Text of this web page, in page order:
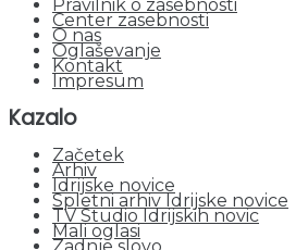
Pravilnik o zasebnosti
Center zasebnosti
O nas
Oglaševanje
Kontakt
Impresum
Kazalo
Začetek
Arhiv
Idrijske novice
Spletni arhiv Idrijske novice
TV Studio Idrijskih novic
Mali oglasi
Zadnje slovo